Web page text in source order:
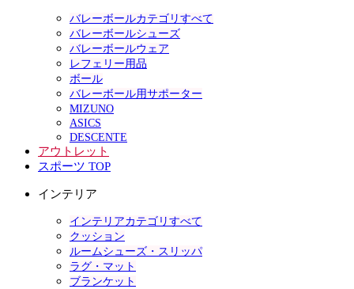
バレーボールカテゴリすべて
バレーボールシューズ
バレーボールウェア
レフェリー用品
ボール
バレーボール用サポーター
MIZUNO
ASICS
DESCENTE
アウトレット
スポーツ TOP
インテリア
インテリアカテゴリすべて
クッション
ルームシューズ・スリッパ
ラグ・マット
ブランケット